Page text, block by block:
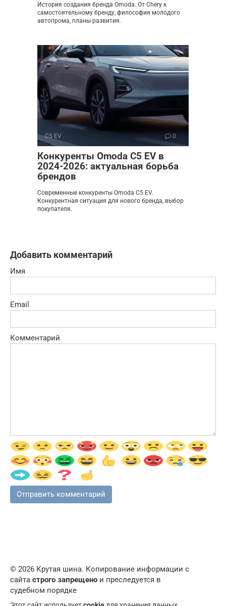
История создания бренда Omoda. От Chery к
самостоятельному бренду, философия молодого
автопрома, планы развития.
C5 EV 0
Конкуренты Omoda C5 EV в
2024-2026: актуальная борьба
брендов
Современные конкуренты Omoda C5 EV.
Конкурентная ситуация для нового бренда, выбор
покупателя.
Добавить комментарий
Имя
Email
Комментарий
© 2026 Крутая шина. Копирование информации с
сайта строго запрещено и преследуется в
судебном порядке